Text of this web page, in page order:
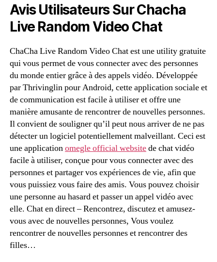
Avis Utilisateurs Sur Chacha
Live Random Video Chat
ChaCha Live Random Video Chat est une utility gratuite
qui vous permet de vous connecter avec des personnes
du monde entier grâce à des appels vidéo. Développée
par Thrivinglin pour Android, cette application sociale et
de communication est facile à utiliser et offre une
manière amusante de rencontrer de nouvelles personnes.
Il convient de souligner qu’il peut nous arriver de ne pas
détecter un logiciel potentiellement malveillant. Ceci est
une applicationomegle official websitede chat vidéo
facile à utiliser, conçue pour vous connecter avec des
personnes et partager vos expériences de vie, afin que
vous puissiez vous faire des amis. Vous pouvez choisir
une personne au hasard et passer un appel vidéo avec
elle. Chat en direct – Rencontrez, discutez et amusez-
vous avec de nouvelles personnes, Vous voulez
rencontrer de nouvelles personnes et rencontrer des
filles…